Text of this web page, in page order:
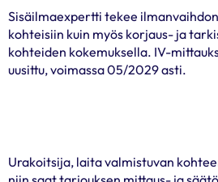
Sisäilmaexpertti tekee
kohteisiin kuin myös korjaus- ja
kohteiden kokemuksella. IV-
uusittu, voimassa 05/2029 asti.
Urakoitsija, laita valmistuvan